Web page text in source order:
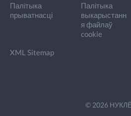
Палітыка
прыватнасці
Палітыка
выкарыстанн
я файлаў
cookie
XML Sitemap
© 2026